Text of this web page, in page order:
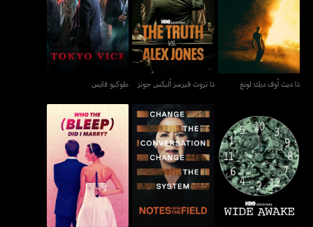
ذا ديث أوف ديك لونغ
ذا ديث أوف ديك لونغ
ذا تروث فيرسز أليكس جونز
ذا تروث فيرسز أليكس جونز
طوكيو فايس
طوكيو فايس
وايد أوايك نوتس فرم ذا فيلد هو ذا (بليب) ديد آي ميري